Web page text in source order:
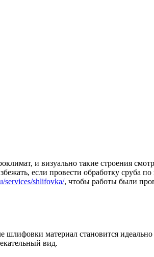
и визуально такие строения
если провести обработку
services/shlifovka/, чтобы работы были
шлифовки материал становится
вид.